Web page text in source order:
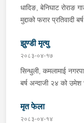
चन्द्र बहादुर माझीले
यात्रुबाहक E.V. हायसमा
ल्याएको तरकारीको बोरा
ल्याएको लागु औषध खैरो
पारी नियन्त्रणमा लिई
अभिषेक कुमार साह र
भनि खुल्न आएको हुँदा
अनुसन्धान कार्य भईरहेको ।
धादिङ, बेनिघाट रोराङ
मुद्दाको फरार प्रतिवादी
झुण्डी मृत्यु
२०८३-०४-१७
सिन्धुली, कमलामाई
बर्ष अन्दाजी २४ को
घटनास्थलमा मुचुल्का
मृत फेला
२०८३-०४-१४